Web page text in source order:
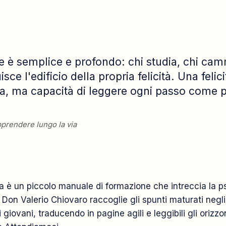
è semplice e profondo: chi studia, chi
l'edificio della propria felicità. Una
ma capacità di leggere ogni passo come
lungo la via
è un piccolo manuale di formazione che intreccia la
Valerio Chiovaro raccoglie gli spunti maturati
traducendo in pagine agili e leggibili gli